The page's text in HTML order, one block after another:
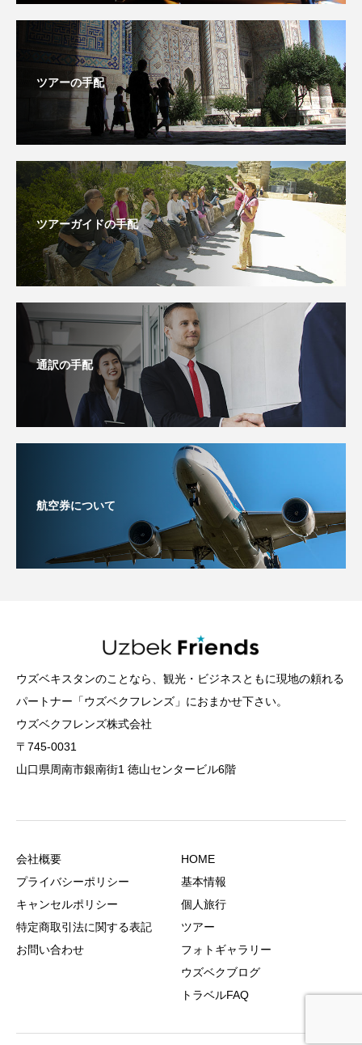
ツアーの手配
ツアーガイドの手配
通訳の手配
航空券について
ウズベキスタンのことなら、観光・ビジネスともに現地の頼れる
パートナー「ウズベクフレンズ」におまかせ下さい。
ウズベクフレンズ株式会社
〒745-0031
山口県周南市銀南街1 徳山センタービル6階
会社概要
プライバシーポリシー
キャンセルポリシー
特定商取引法に関する表記
お問い合わせ
HOME
基本情報
個人旅行
ツアー
フォトギャラリー
ウズベクブログ
トラベルFAQ